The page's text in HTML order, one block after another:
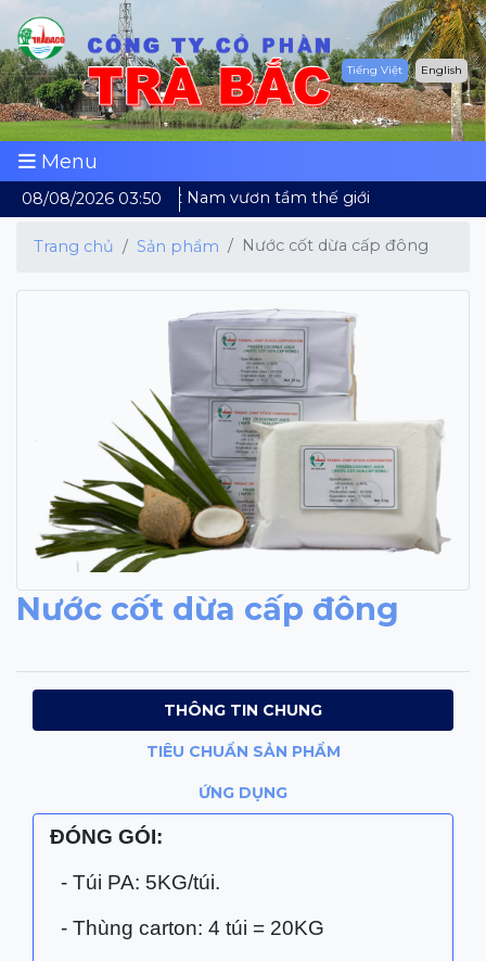
Tiếng Việt English
Menu
08/08/2026 03:50Dừa Việt Nam vươn tầm thế giới
Trang chủ Sản phẩm Nước cốt dừa cấp đông
Nước cốt dừa cấp đông
THÔNG TIN CHUNG
TIÊU CHUẨN SẢN PHẨM
ỨNG DỤNG
ĐÓNG GÓI:
- Túi PA: 5KG/túi.
- Thùng carton: 4 túi = 20KG